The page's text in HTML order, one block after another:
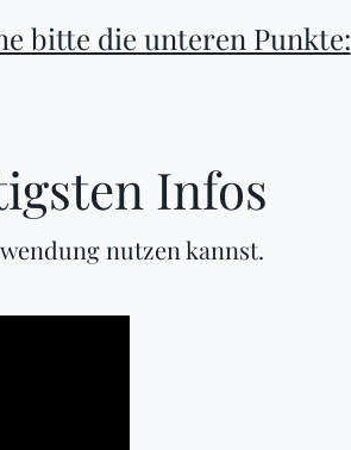
bitte die unteren Punkte:
Infos
nutzen kannst.